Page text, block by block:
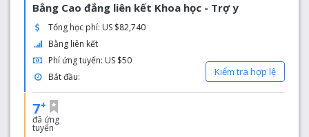
Bằng Cao đẳng liên kết Khoa học - Trợ y
Tổng học phí: US $82,740
Bằng liên kết
Phí ứng tuyển: US $50
Bắt đầu:
Kiểm tra hợp lệ
7+
đã ứng
tuyển